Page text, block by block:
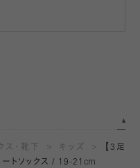
ス・靴下 キッズ
【3足
ートソックス / 19-21cm